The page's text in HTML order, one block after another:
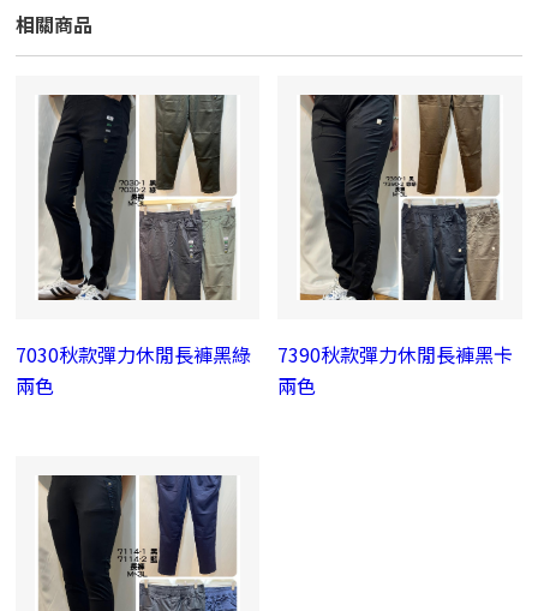
相關商品
7030秋款彈力休閒長褲黑綠
兩色
7390秋款彈力休閒長褲黑卡
兩色